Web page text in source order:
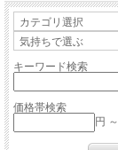
キーワード検索
価格帯検索
円 ～